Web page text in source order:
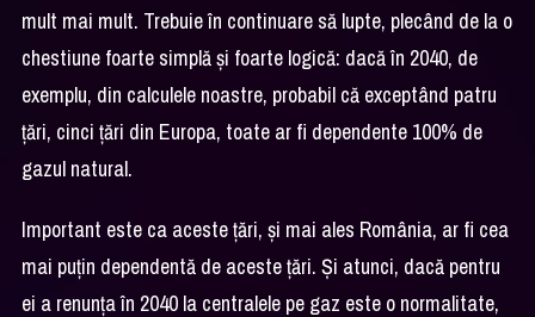
mult mai mult. Trebuie în continuare să lupte, plecând de la o
chestiune foarte simplă și foarte logică: dacă în 2040, de
exemplu, din calculele noastre, probabil că exceptând patru
țări, cinci țări din Europa, toate ar fi dependente 100% de
gazul natural.
Important este ca aceste țări, și mai ales România, ar fi cea
mai puțin dependentă de aceste țări. Și atunci, dacă pentru
ei a renunța în 2040 la centralele pe gaz este o normalitate,